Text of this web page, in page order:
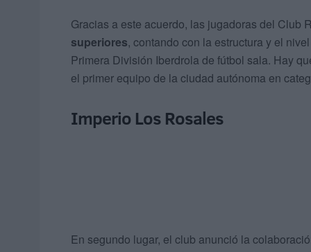
Gracias a este acuerdo, las jugadoras del Club
superiores, contando con la estructura y el
Primera División Iberdrola de fútbol sala. Hay
el primer equipo de la ciudad autónoma en
Imperio Los Rosales
En segundo lugar, el club anunció la